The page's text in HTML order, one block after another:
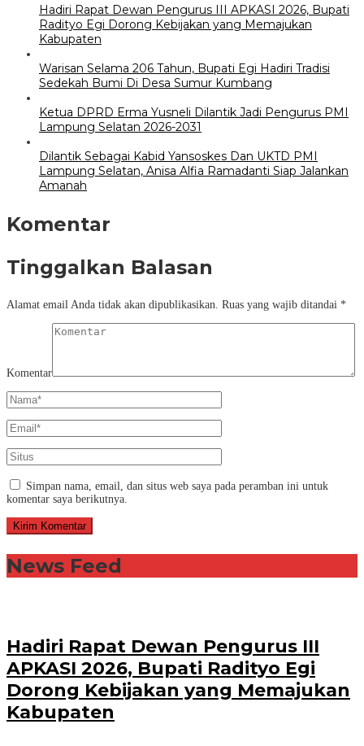
Hadiri Rapat Dewan Pengurus III APKASI 2026, Bupati
Radityo Egi Dorong Kebijakan yang Memajukan
Kabupaten
Warisan Selama 206 Tahun, Bupati Egi Hadiri Tradisi
Sedekah Bumi Di Desa Sumur Kumbang
Ketua DPRD Erma Yusneli Dilantik Jadi Pengurus PMI
Lampung Selatan 2026-2031
Dilantik Sebagai Kabid Yansoskes Dan UKTD PMI
Lampung Selatan, Anisa Alfia Ramadanti Siap Jalankan
Amanah
Komentar
Tinggalkan Balasan
Alamat email Anda tidak akan dipublikasikan. Ruas yang wajib ditandai *
Komentar
Simpan nama, email, dan situs web saya pada peramban ini untuk
komentar saya berikutnya.
News Feed
Hadiri Rapat Dewan Pengurus III
APKASI 2026, Bupati Radityo Egi
Dorong Kebijakan yang Memajukan
Kabupaten